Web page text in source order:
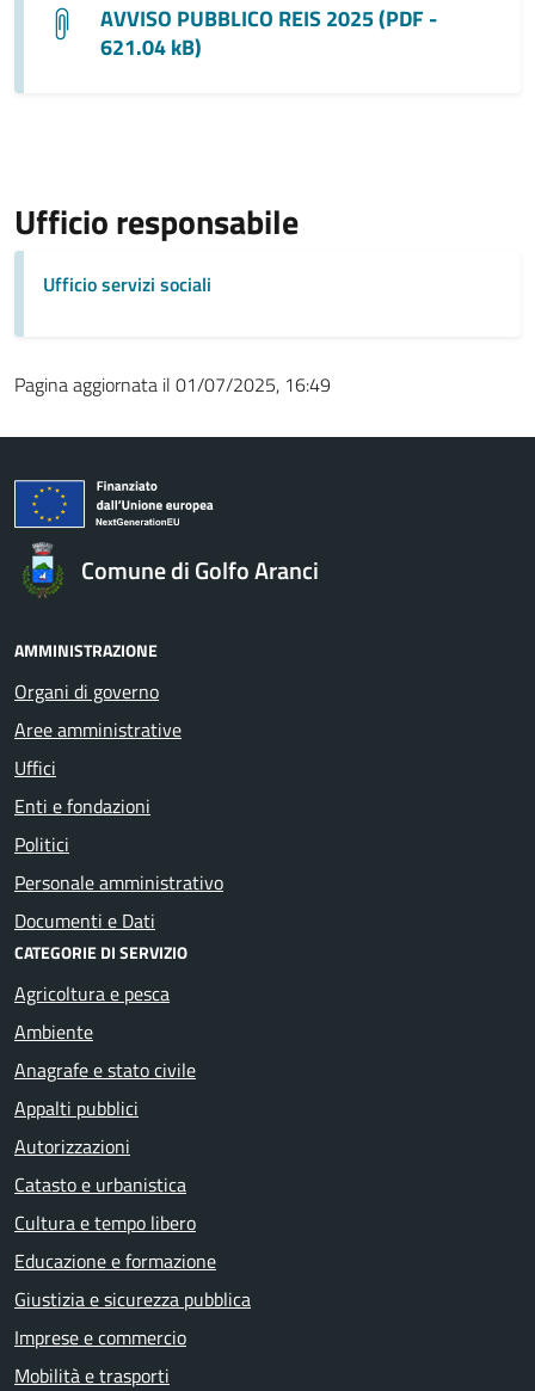
AVVISO PUBBLICO REIS 2025 (PDF -
621.04 kB)
Ufficio responsabile
Ufficio servizi sociali
Pagina aggiornata il 01/07/2025, 16:49
Comune di Golfo Aranci
AMMINISTRAZIONE
Organi di governo
Aree amministrative
Uffici
Enti e fondazioni
Politici
Personale amministrativo
Documenti e Dati
CATEGORIE DI SERVIZIO
Agricoltura e pesca
Ambiente
Anagrafe e stato civile
Appalti pubblici
Autorizzazioni
Catasto e urbanistica
Cultura e tempo libero
Educazione e formazione
Giustizia e sicurezza pubblica
Imprese e commercio
Mobilità e trasporti